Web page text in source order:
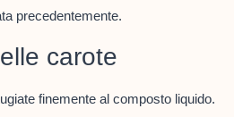
precedentemente.
carote
finemente al composto liquido.